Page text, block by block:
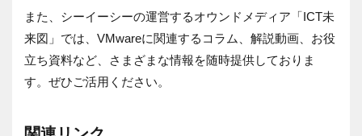
また、シーイーシーの運営するオウンドメディア「ICT未
来図」では、VMwareに関連するコラム、解説動画、お役
立ち資料など、さまざまな情報を随時提供しておりま
す。ぜひご活用ください。